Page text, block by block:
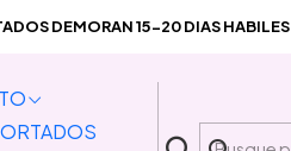
DEMORAN 15-20 DIAS
Horizontal + Hebilla Retractil